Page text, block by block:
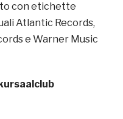
con etichette
Atlantic Records,
e Warner Music